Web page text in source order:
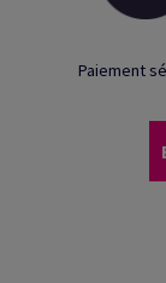
Paiement